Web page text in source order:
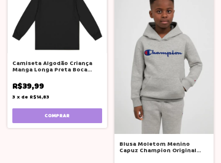
Camiseta Algodão Criança
Manga Longa Preta Boca
R$39,99
3 x de R$14,83
COMPRAR
Blusa Moletom Menino
Capuz Champion Original